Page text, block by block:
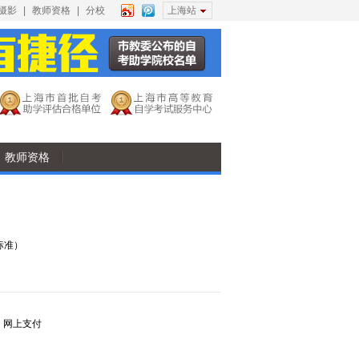
上海站
影 教师资格 分校
教师资格
）
网上支付